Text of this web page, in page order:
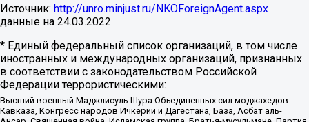
Источник: http://unro.minjust.ru/NKOForeignAgent.aspx
данные на 24.03.2022
* Единый федеральный список организаций, в том числе
иностранных и международных организаций, признанных
в соответствии с законодательством Российской
Федерации террористическими:
Высший военный Маджлисуль Шура Объединенных сил моджахедов
Кавказа, Конгресс народов Ичкерии и Дагестана, База, Асбат аль-